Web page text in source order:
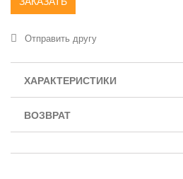
Отправить другу
ХАРАКТЕРИСТИКИ
ВОЗВРАТ